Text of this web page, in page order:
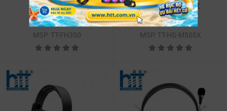
Liên hệ
MSP: TT-FH350
Genius HS-M505X
270,000 đ
MSP: TT-HS-M505X